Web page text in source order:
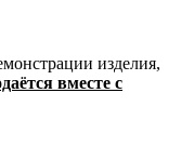
изделия,
вместе с